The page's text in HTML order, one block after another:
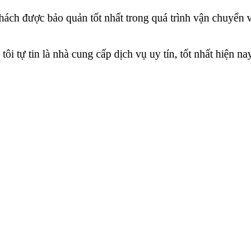
được bảo quản tốt nhất trong quá trình vận chuyển
tự tin là nhà cung cấp dịch vụ uy tín, tốt nhất hiện